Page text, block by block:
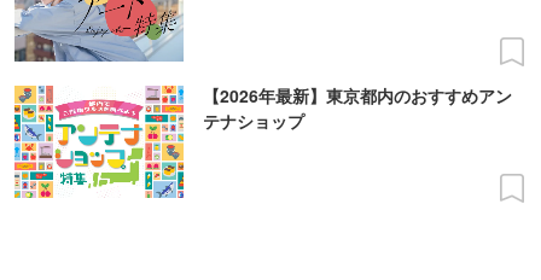
【2026年最新】東京都内のおすすめアン
テナショップ